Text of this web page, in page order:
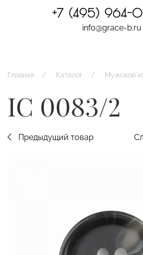
+7 (495) 964-
info@grace-b.ru
Главная Каталог Мужской
IC 0083/2
Предыдущий товар